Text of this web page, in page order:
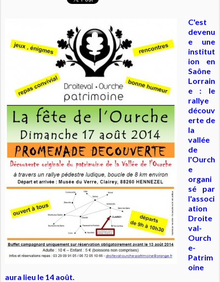
C'est
devenu
e une
institut
ion en
Saône
Lorrain
e : le
rallye
découv
erte de
la
vallée
de
l'Ourch
e
organi
sé par
l'associ
ation
Droite
val-
Ourch
e-
Patrim
oine
aura lieu le 14 août.